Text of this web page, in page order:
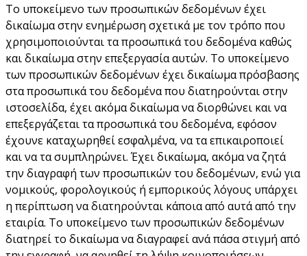
Το υποκείμενο των προσωπικών δεδομένων έχει
δικαίωμα στην ενημέρωση σχετικά με τον τρόπο που
χρησιμοποιούνται τα προσωπικά του δεδομένα καθώς
και δικαίωμα στην επεξεργασία αυτών. Το υποκείμενο
των προσωπικών δεδομένων έχει δικαίωμα πρόσβασης
στα προσωπικά του δεδομένα που διατηρούνται στην
ιστοσελίδα, έχει ακόμα δικαίωμα να διορθώνει και να
επεξεργάζεται τα προσωπικά του δεδομένα, εφόσον
έχουνε καταχωρηθεί εσφαλμένα, να τα επικαιροποιεί
και να τα συμπληρώνει. Έχει δικαίωμα, ακόμα να ζητά
την διαγραφή των προσωπικών του δεδομένων, ενώ για
νομικούς, φορολογικούς ή εμπορικούς λόγους υπάρχει
η περίπτωση να διατηρούνται κάποια από αυτά από την
εταιρία. Το υποκείμενο των προσωπικών δεδομένων
διατηρεί το δικαίωμα να διαγραφεί ανά πάσα στιγμή από